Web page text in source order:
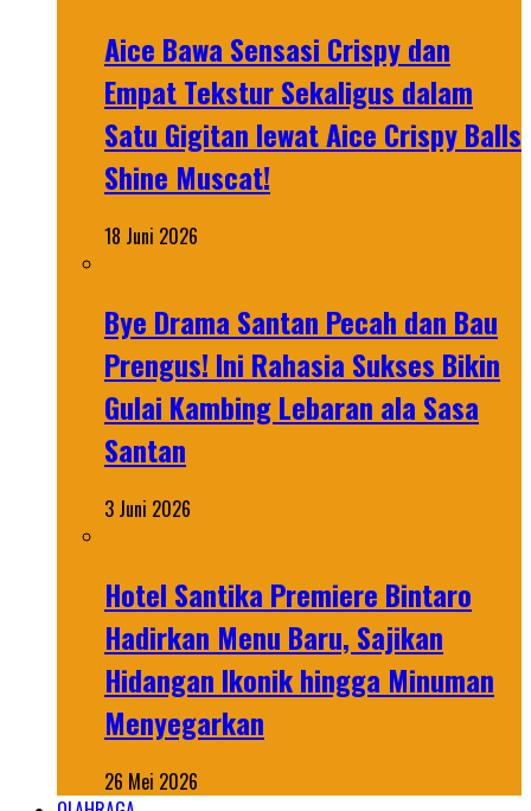
Aice Bawa Sensasi Crispy dan
Empat Tekstur Sekaligus dalam
Satu Gigitan lewat Aice Crispy Balls
Shine Muscat!
18 Juni 2026
Bye Drama Santan Pecah dan Bau
Prengus! Ini Rahasia Sukses Bikin
Gulai Kambing Lebaran ala Sasa
Santan
3 Juni 2026
Hotel Santika Premiere Bintaro
Hadirkan Menu Baru, Sajikan
Hidangan Ikonik hingga Minuman
Menyegarkan
26 Mei 2026